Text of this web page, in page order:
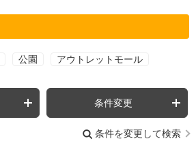
公園 アウトレットモール
条件変更
条件を変更して検索